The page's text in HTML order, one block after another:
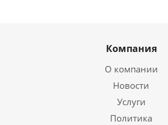
Компания
О компании
Новости
Услуги
Политика